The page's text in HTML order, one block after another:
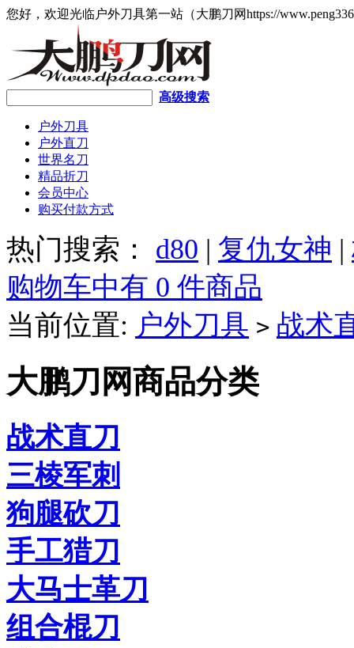
您好，欢迎光临户外刀具第一站（大鹏刀网https://
高级搜索
户外刀具
户外直刀
世界名刀
精品折刀
会员中心
购买付款方式
热门搜索： d80 | 复仇女神 |
购物车中有 0 件商品
当前位置: 户外刀具 > 战术
大鹏刀网商品分类
战术直刀
三棱军刺
狗腿砍刀
手工猎刀
大马士革刀
组合棍刀